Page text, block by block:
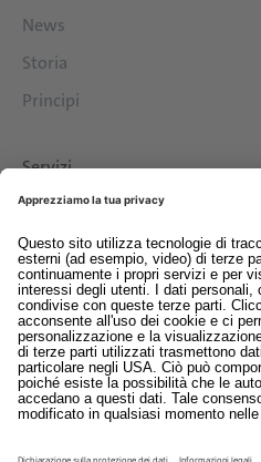
News
Storia
Principi
Servizi
Contatto
EDI